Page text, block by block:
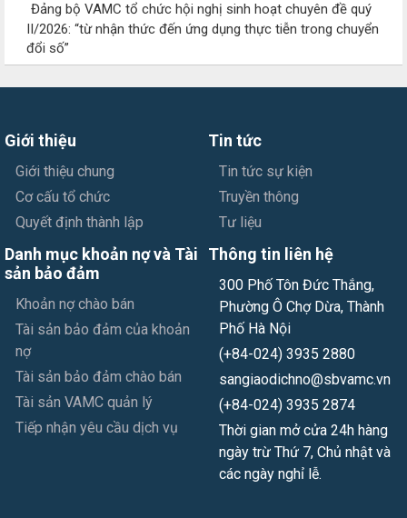
Đảng bộ VAMC tổ chức hội nghị sinh hoạt chuyên đề quý
II/2026: “từ nhận thức đến ứng dụng thực tiễn trong chuyển
đổi số”
Giới thiệu
Giới thiệu chung
Cơ cấu tổ chức
Quyết định thành lập
Tin tức
Tin tức sự kiện
Truyền thông
Tư liệu
Danh mục khoản nợ và Tài
sản bảo đảm
Khoản nợ chào bán
Tài sản bảo đảm của khoản
nợ
Tài sản bảo đảm chào bán
Tài sản VAMC quản lý
Tiếp nhận yêu cầu dịch vụ
Thông tin liên hệ
300 Phố Tôn Đức Thắng,
Phường Ô Chợ Dừa, Thành
Phố Hà Nội
(+84-024) 3935 2880
sangiaodichno@sbvamc.vn
(+84-024) 3935 2874
Thời gian mở cửa 24h hàng
ngày trừ Thứ 7, Chủ nhật và
các ngày nghỉ lễ.